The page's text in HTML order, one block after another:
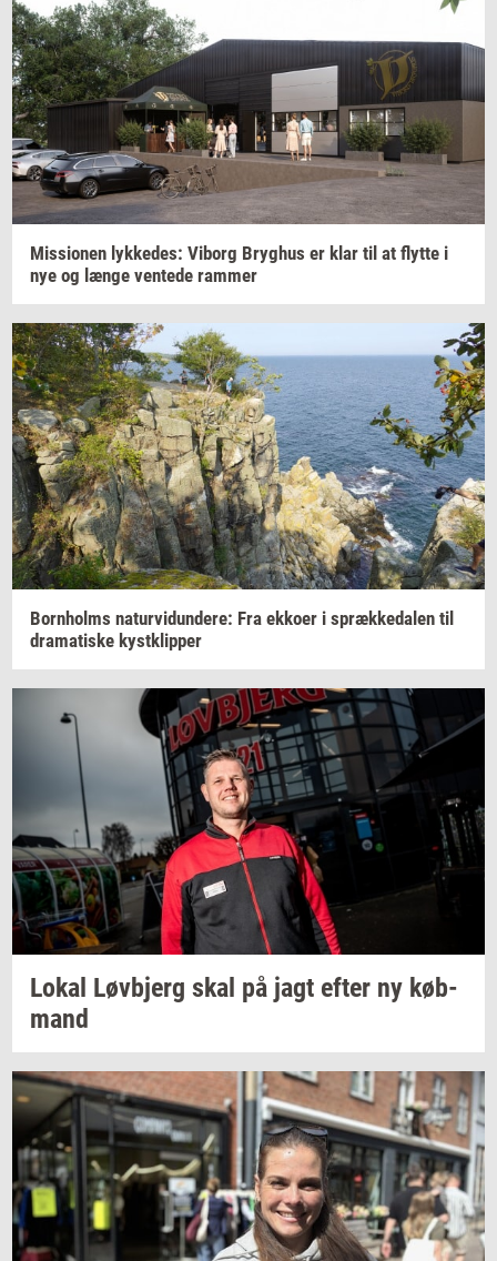
Mis­sio­nen lyk­ke­des: Vi­borg Bryg­hus er klar til at flyt­te i
nye og længe ven­te­de ram­mer
Born­holms na­tur­vi­dun­de­re: Fra ek­ko­er i spræk­ke­da­len til
dra­ma­ti­ske kyst­klip­per
Lokal Løvb­jerg skal på jagt efter ny køb­
mand